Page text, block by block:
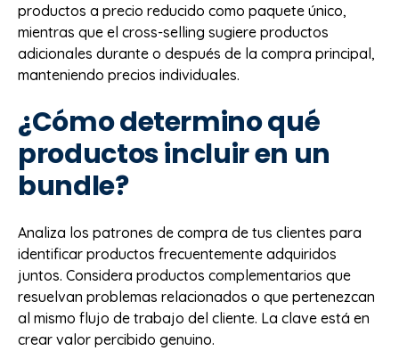
productos a precio reducido como paquete único,
mientras que el cross-selling sugiere productos
adicionales durante o después de la compra principal,
manteniendo precios individuales.
¿Cómo determino qué
productos incluir en un
bundle?
Analiza los patrones de compra de tus clientes para
identificar productos frecuentemente adquiridos
juntos. Considera productos complementarios que
resuelvan problemas relacionados o que pertenezcan
al mismo flujo de trabajo del cliente. La clave está en
crear valor percibido genuino.